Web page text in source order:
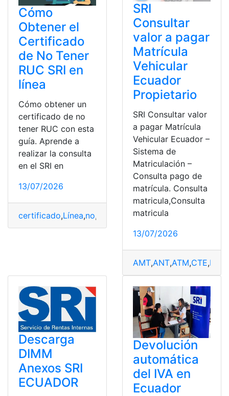
Cómo
Obtener el
Certificado
de No Tener
RUC SRI en
línea
Cómo obtener un
certificado de no
tener RUC con esta
guía. Aprende a
realizar la consulta
en el SRI en
13/07/2026
certificado,Línea,no, RUC,SRI
SRI
Consultar
valor a pagar
Matrícula
Vehicular
Ecuador
Propietario
SRI Consultar valor
a pagar Matrícula
Vehicular Ecuador –
Sistema de
Matriculación –
Consulta pago de
matrícula. Consulta
matricula,Consulta
matricula
13/07/2026
AMT,ANT,ATM,CTE,
Descarga
DIMM
Anexos SRI
ECUADOR
Devolución
automática
del IVA en
Ecuador